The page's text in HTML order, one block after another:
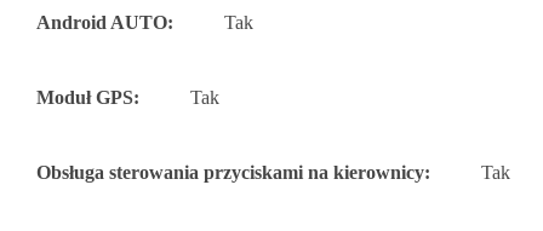
Android AUTO: Tak
Moduł GPS: Tak
Obsługa sterowania przyciskami na kierownicy: Tak